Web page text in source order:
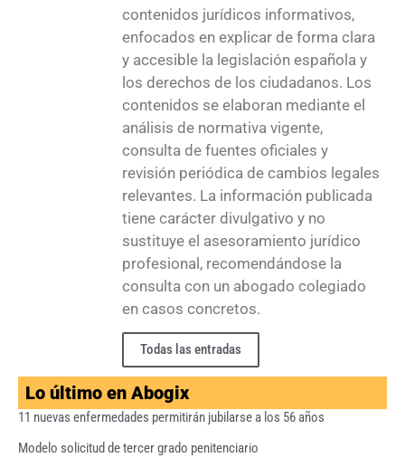
contenidos jurídicos informativos,
enfocados en explicar de forma clara
y accesible la legislación española y
los derechos de los ciudadanos. Los
contenidos se elaboran mediante el
análisis de normativa vigente,
consulta de fuentes oficiales y
revisión periódica de cambios legales
relevantes. La información publicada
tiene carácter divulgativo y no
sustituye el asesoramiento jurídico
profesional, recomendándose la
consulta con un abogado colegiado
en casos concretos.
Todas las entradas
Lo último en Abogix
11 nuevas enfermedades permitirán jubilarse a los 56 años
Modelo solicitud de tercer grado penitenciario